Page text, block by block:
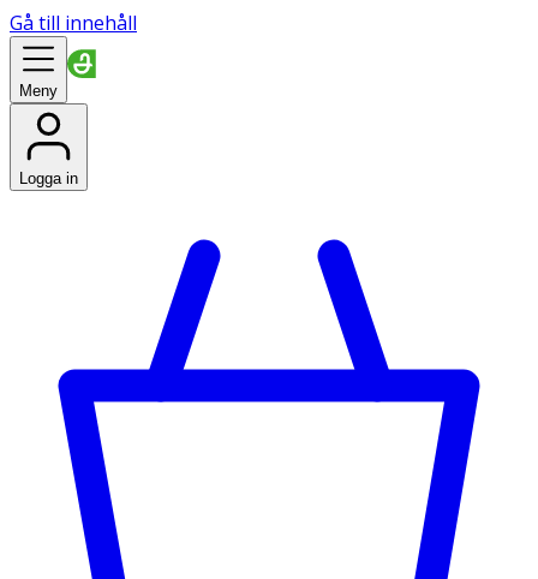
Gå till innehåll
Meny
Logga in